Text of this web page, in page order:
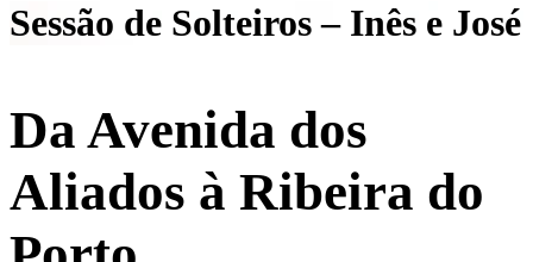
Sessão de Solteiros – Inês e José
Da Avenida dos
Aliados à Ribeira do